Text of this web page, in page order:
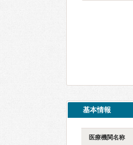
基本情報
医療機関名称